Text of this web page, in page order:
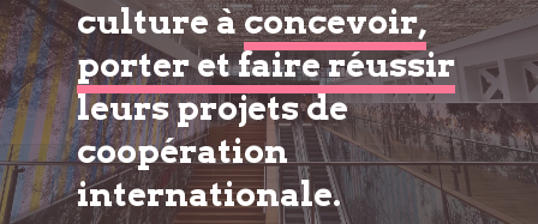
culture àconcevoir,
porter et faire réussir
leurs projets de
coopération
internationale.